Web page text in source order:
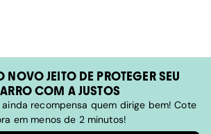
NOVO JEITO DE PROTEGER SEU
COM A JUSTOS
ainda recompensa quem dirige bem! Cote
em menos de 2 minutos!